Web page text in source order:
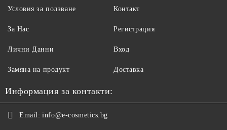
Условия за ползване
За Нас
Лични Данни
Замяна на продукт
Контакт
Регистрация
Вход
Доставка
Информация за контакти:
Email: info@e-cosmetics.bg